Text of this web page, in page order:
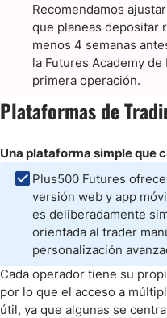
Recomendamos
que planeas depositar
menos 4 semanas
la Futures Academy
primera operación.
Plataformas de
Una plataforma simple que
Plus500 Futures
versión web y app
es deliberadamente
orientada al trader
personalización
Cada operador tiene su
por lo que el acceso a
útil, ya que algunas se